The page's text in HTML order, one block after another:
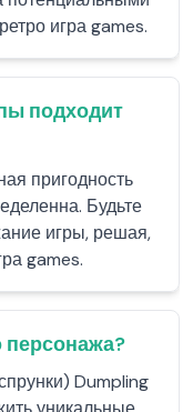
игра games.
подходит
пригодность
Будьте
игры, решая,
games.
персонажа?
Dumpling